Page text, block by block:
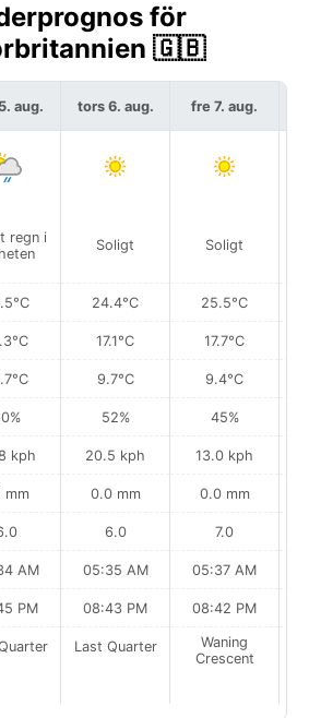
för
🇬🇧
aug.
regn i
kph
mm
AM
PM
tors 6. aug.
Soligt
24.4°C
17.1°C
9.7°C
52%
20.5 kph
0.0 mm
6.0
05:35 AM
08:43 PM
Last Quarter
fre 7. aug.
Soligt
25.5°C
17.7°C
9.4°C
45%
13.0 kph
0.0 mm
7.0
05:37 AM
08:42 PM
Waning
Crescent